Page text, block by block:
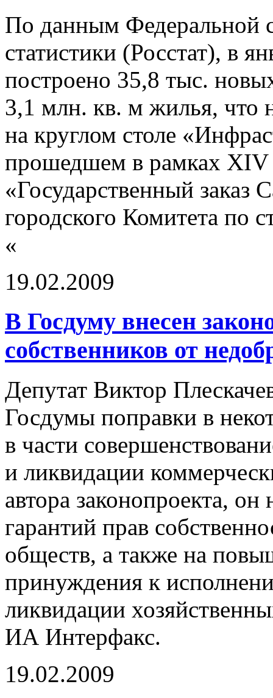
По данным Федеральной
статистики (Росстат), в
построено 35,8 тыс.
3,1 млн. кв. м жилья, что
на круглом столе
прошедшем в рамках XIV
«Государственный заказ
городского Комитета по
«
19.02.2009
В Госдуму внесен
собственников от
Депутат Виктор
Госдумы поправки в
в части
и ликвидации
автора законопроекта,
гарантий прав
обществ, а также на
принуждения к
ликвидации
ИА Интерфакс.
19.02.2009